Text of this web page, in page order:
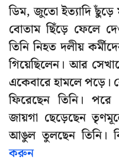
ডিম, জুতো ইত্যাদি ছুঁড়ে
বোতাম ছিঁড়ে ফেলে
তিনি নিহত দলীয়
গিয়েছিলেন। আর
একেবারে হামলে পড়ে।
ফিরেছেন তিনি। পরে
জায়গা ছেড়েছেন
আঙুল তুলছেন তিনি।
করুন